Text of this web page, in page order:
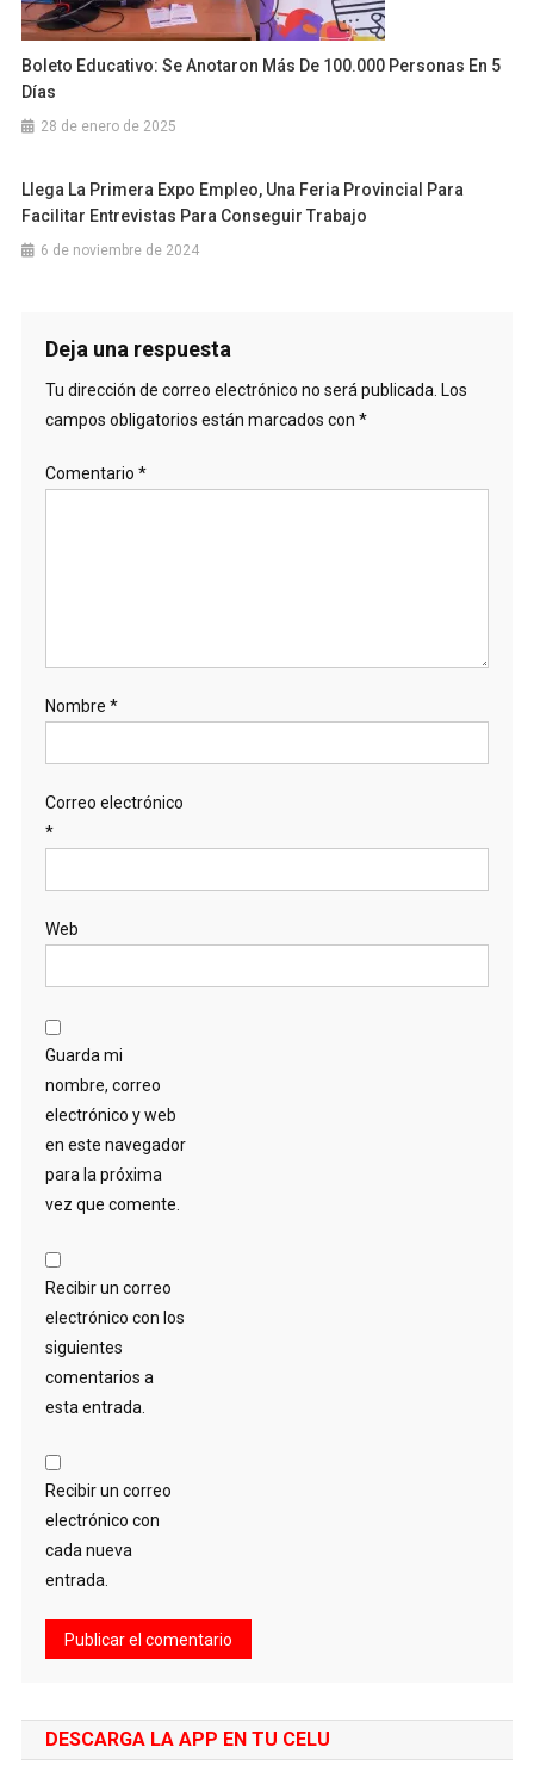
Boleto Educativo: Se Anotaron Más De 100.000 Personas En 5
Días
28 de enero de 2025
Llega La Primera Expo Empleo, Una Feria Provincial Para
Facilitar Entrevistas Para Conseguir Trabajo
6 de noviembre de 2024
Deja una respuesta
Tu dirección de correo electrónico no será publicada. Los
campos obligatorios están marcados con *
Comentario *
Nombre *
Correo electrónico
*
Web
Guarda mi
nombre, correo
electrónico y web
en este navegador
para la próxima
vez que comente.
Recibir un correo
electrónico con los
siguientes
comentarios a
esta entrada.
Recibir un correo
electrónico con
cada nueva
entrada.
DESCARGA LA APP EN TU CELU